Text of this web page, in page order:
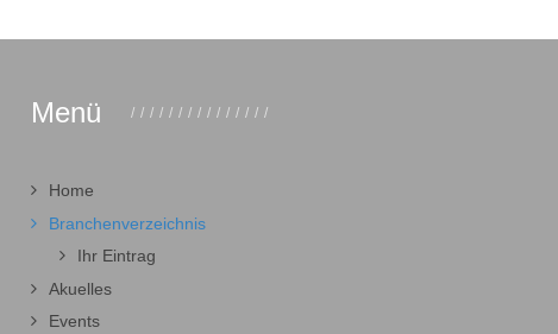
Menü
Home
Branchenverzeichnis
Ihr Eintrag
Akuelles
Events